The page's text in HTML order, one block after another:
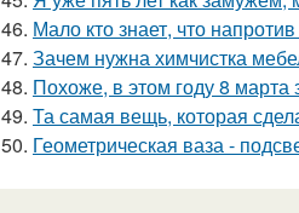
46. Мало кто знает, что
47. Зачем нужна химчистка
48. Похоже, в этом году 8
49. Та самая вещь, которая
50. Геометрическая ваза -